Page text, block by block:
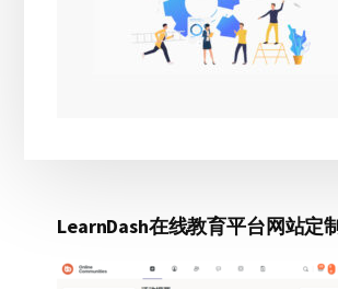
LearnDash在线教育平台网站定